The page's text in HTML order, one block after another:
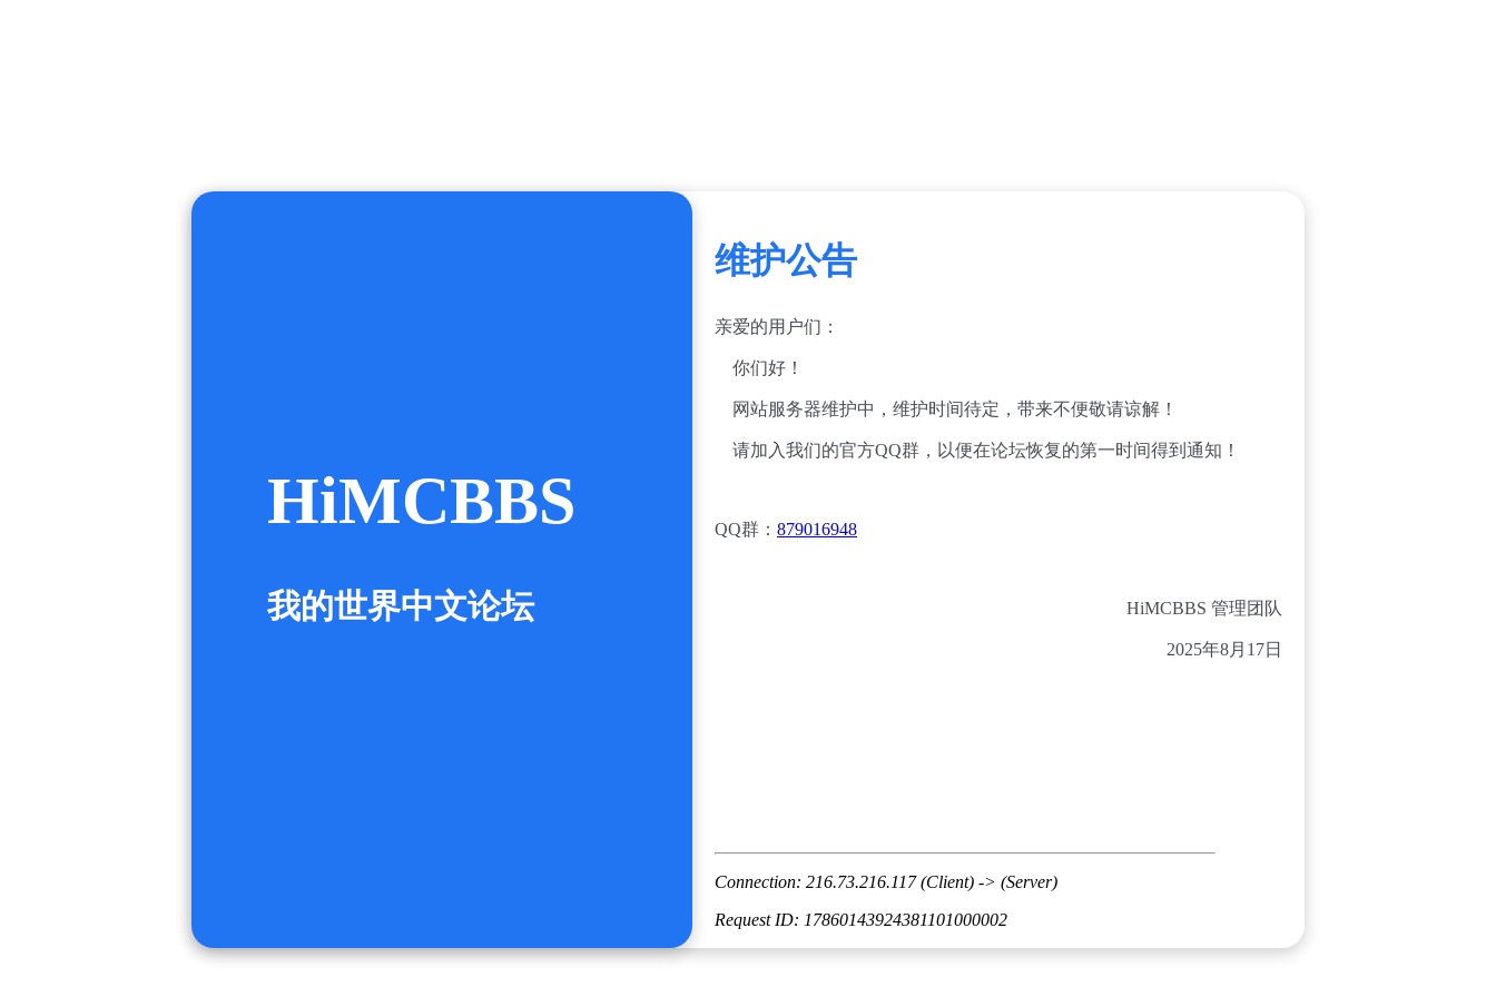
HiMCBBS
我的世界中文论坛
维护公告
亲爱的用户们：
你们好！
网站服务器维护中，维护时间待定，带来不便敬请谅解！
请加入我们的官方QQ群，以便在论坛恢复的第一时间得到通知！
QQ群： 879016948
HiMCBBS 管理团队
2025年8月17日
Connection: 216.73.216.117 (Client) -> (Server)
Request ID: 17860143924381101000002